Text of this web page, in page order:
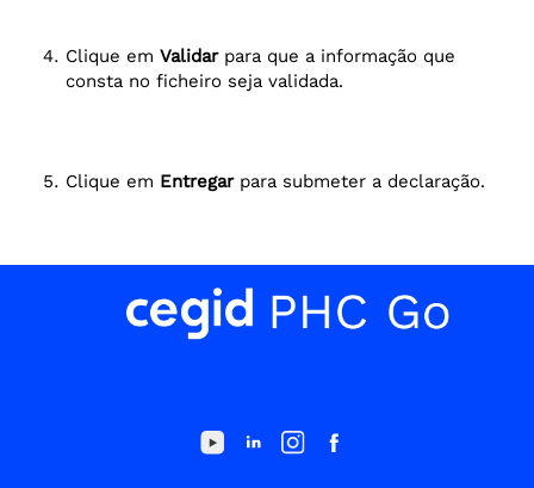
Clique em Validarpara que a informação que
consta no ficheiro seja validada.
Clique em Entregarpara submeter a declaração.